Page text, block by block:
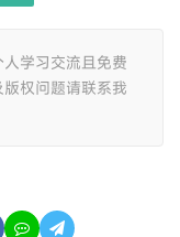
学习交流且免费
权问题请联系我